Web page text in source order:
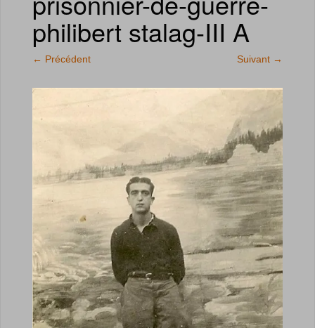
philibert stalag-III A
← Précédent Suivant →